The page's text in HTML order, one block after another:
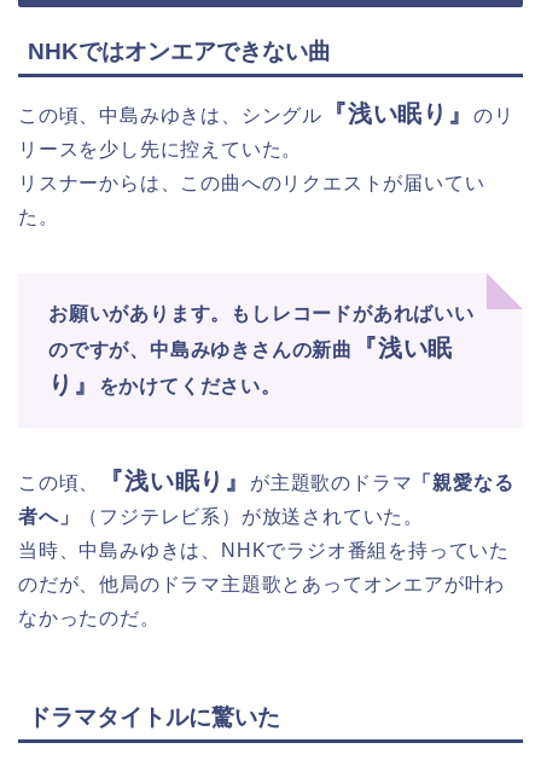
NHKではオンエアできない曲
この頃、中島みゆきは、シングル 『浅い眠り』
のリ
リースを少し先に控えていた。
リスナーからは、この曲へのリクエストが届いてい
た。
お願いがあります。もしレコードがあればいい
のですが、中島みゆきさんの新曲
『浅い眠
り』
をかけてください。
この頃、 『浅い眠り』 が主題歌のドラマ 「親愛なる
者へ」
（フジテレビ系）が放送されていた。
当時、中島みゆきは、NHKでラジオ番組を持っていた
のだが、他局のドラマ主題歌とあってオンエアが叶わ
なかったのだ。
ドラマタイトルに驚いた